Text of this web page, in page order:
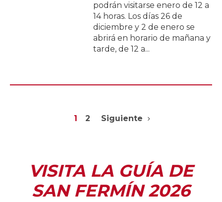
podrán visitarse enero de 12 a
14 horas. Los días 26 de
diciembre y 2 de enero se
abrirá en horario de mañana y
tarde, de 12 a...
1 2 Siguiente
VISITA LA GUÍA DE
SAN FERMÍN 2026